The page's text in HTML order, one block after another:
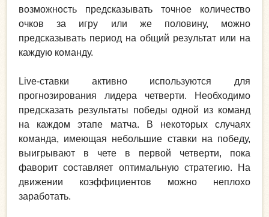
возможность предсказывать точное количество
очков за игру или же половину, можно
предсказывать период на общий результат или на
каждую команду.
Live-ставки активно используются для
прогнозирования лидера четверти. Необходимо
предсказать результаты победы одной из команд
на каждом этапе матча. В некоторых случаях
команда, имеющая небольшие ставки на победу,
выигрывают в чете в первой четверти, пока
фаворит составляет оптимальную стратегию. На
движении коэффициентов можно неплохо
заработать.